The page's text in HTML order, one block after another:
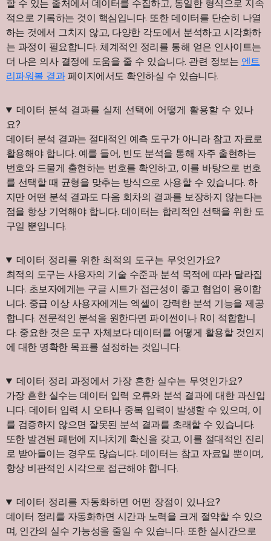
할 수 있는 출처에서 데이터를 수집하고, 동일한 형식으로 지속
적으로 기록하는 것이 핵심입니다. 또한 데이터를 단순히 나열
하는 것에서 그치지 않고, 다양한 각도에서 분석하고 시각화하
는 과정이 필요합니다. 체계적인 정리를 통해 얻은 인사이트는
더 나은 의사 결정에 도움을 줄 수 있습니다. 관련 정보는 엔트
리파워볼 결과페이지에서도 확인하실 수 있습니다.
데이터 분석 결과를 실제 선택에 어떻게 활용할 수 있나
요?
데이터 분석 결과는 절대적인 예측 도구가 아니라 참고 자료로
활용해야 합니다. 예를 들어, 빈도 분석을 통해 자주 출현하는
번호와 드물게 출현하는 번호를 확인하고, 이를 바탕으로 번호
를 선택할 때 균형을 맞추는 방식으로 사용할 수 있습니다. 하
지만 어떤 분석 결과도 다음 회차의 결과를 보장하지 않는다는
점을 항상 기억해야 합니다. 데이터는 합리적인 선택을 위한 도
구일 뿐입니다.
데이터 정리를 위한 최적의 도구는 무엇인가요?
최적의 도구는 사용자의 기술 수준과 분석 목적에 따라 달라집
니다. 초보자에게는 구글 시트가 접근성이 좋고 협업이 용이합
니다. 중급 이상 사용자에게는 엑셀이 강력한 분석 기능을 제공
합니다. 전문적인 분석을 원한다면 파이썬이나 R이 적합합니
다. 중요한 것은 도구 자체보다 데이터를 어떻게 활용할 것인지
에 대한 명확한 목표를 설정하는 것입니다.
데이터 정리 과정에서 가장 흔한 실수는 무엇인가요?
가장 흔한 실수는 데이터 입력 오류와 분석 결과에 대한 과신입
니다. 데이터 입력 시 오타나 중복 입력이 발생할 수 있으며, 이
를 검증하지 않으면 잘못된 분석 결과를 초래할 수 있습니다.
또한 발견된 패턴에 지나치게 확신을 갖고, 이를 절대적인 진리
로 받아들이는 경우도 많습니다. 데이터는 참고 자료일 뿐이며,
항상 비판적인 시각으로 접근해야 합니다.
데이터 정리를 자동화하면 어떤 장점이 있나요?
데이터 정리를 자동화하면 시간과 노력을 크게 절약할 수 있으
며, 인간의 실수 가능성을 줄일 수 있습니다. 또한 실시간으로